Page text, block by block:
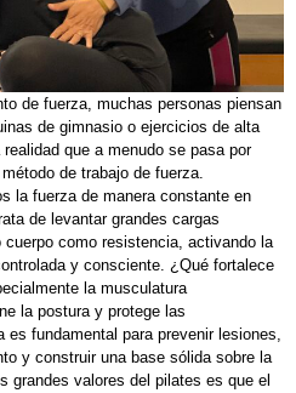
de fuerza, muchas personas piensan
de gimnasio o ejercicios de alta
que a menudo se pasa por
de trabajo de fuerza.
la fuerza de manera constante en
de levantar grandes cargas
como resistencia, activando la
y consciente. ¿Qué fortalece
la musculatura
la postura y protege las
fundamental para prevenir lesiones,
y construir una base sólida sobre la
grandes valores del pilates es que el